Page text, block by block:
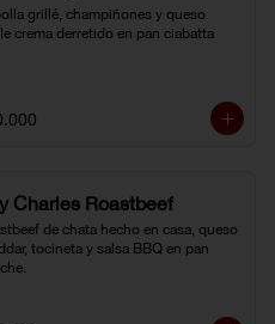
grillé, champiñones y queso
crema derretido en pan ciabatta
Charles Roastbeef
de chata hecho en casa, queso
tocineta y salsa BBQ en pan